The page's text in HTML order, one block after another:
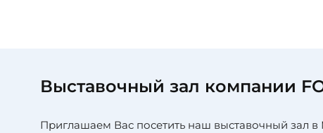
Выставочный зал компании
Приглашаем Вас посетить наш выставочный зал